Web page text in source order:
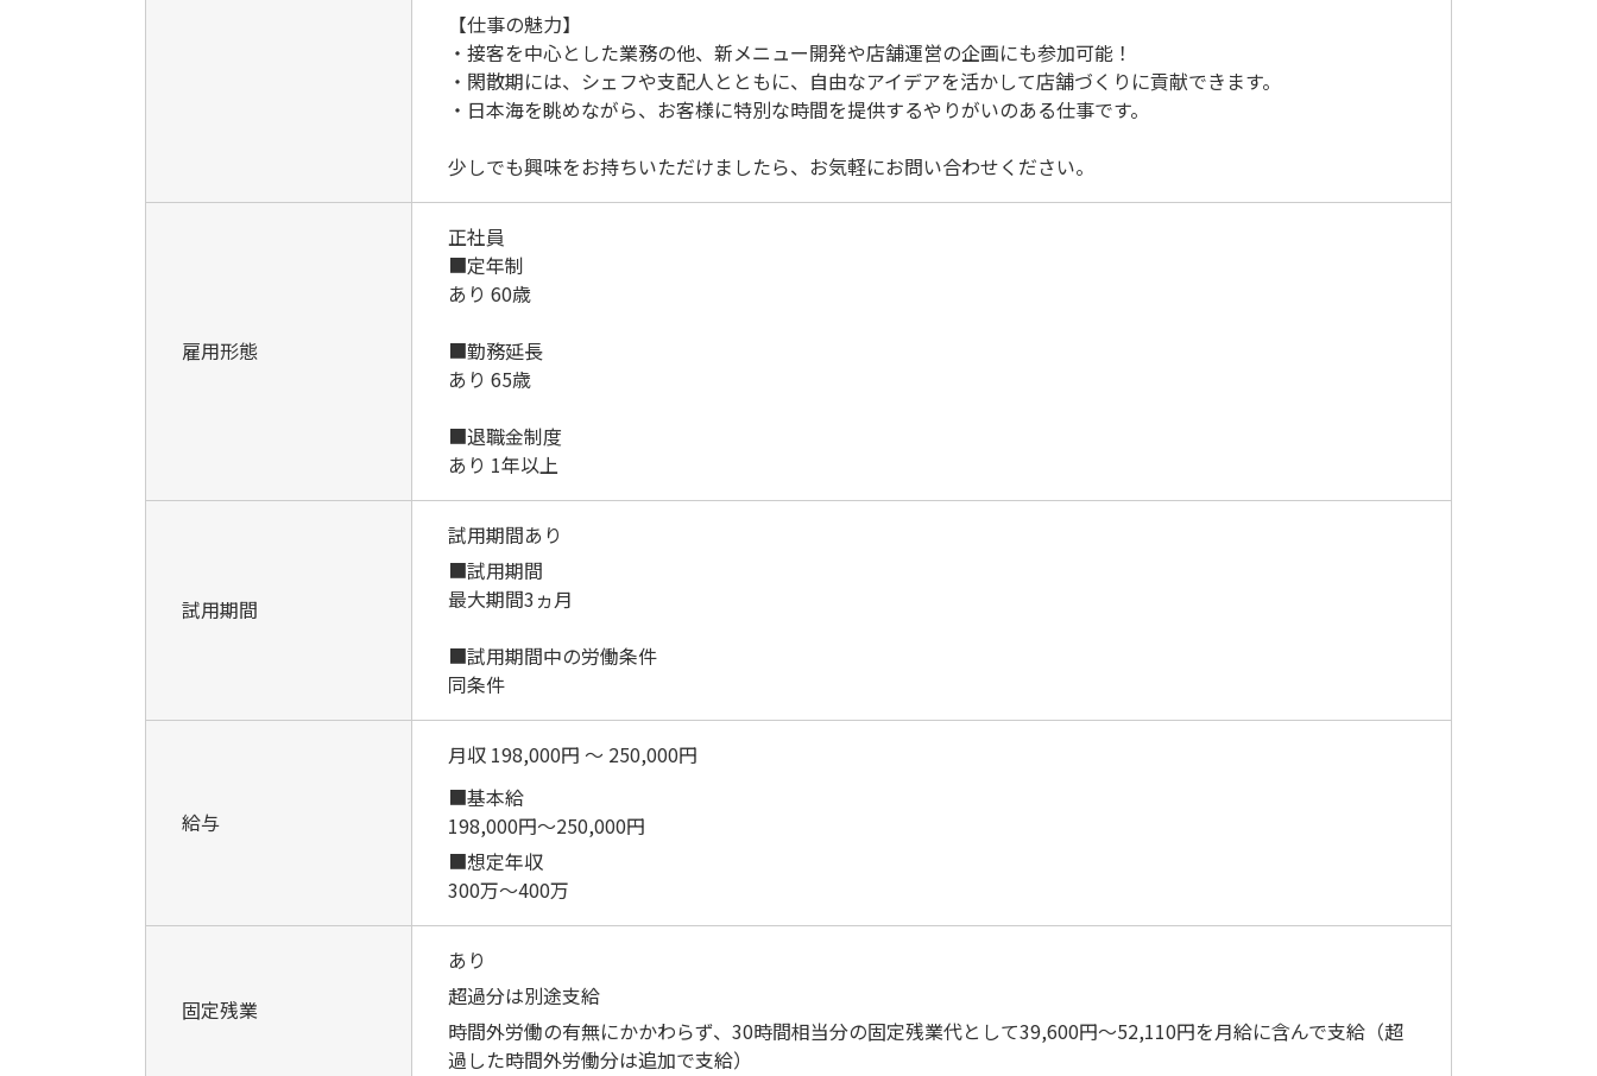
【仕事の魅力】
・接客を中心とした業務の他、新メニュー開発や店舗運営の企画にも参加可能！
・閑散期には、シェフや支配人とともに、自由なアイデアを活かして店舗づくりに貢献できます。
・日本海を眺めながら、お客様に特別な時間を提供するやりがいのある仕事です。
少しでも興味をお持ちいただけましたら、お気軽にお問い合わせください。
雇用形態
正社員
■定年制
あり 60歳
■勤務延長
あり 65歳
■退職金制度
あり 1年以上
試用期間
試用期間あり
■試用期間
最大期間3ヵ月
■試用期間中の労働条件
同条件
給与
月収 198,000円 ～ 250,000円
■基本給
198,000円～250,000円
■想定年収
300万～400万
固定残業
あり
超過分は別途支給
時間外労働の有無にかかわらず、30時間相当分の固定残業代として39,600円～52,110円を月給に含んで支給（超
過した時間外労働分は追加で支給）